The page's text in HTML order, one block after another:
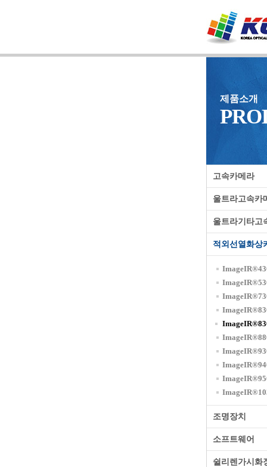
제품소개
고속카메라
울트라고속카
울트라기타고
적외선열화상
조명장치
소프트웨어
쉴리렌가시화